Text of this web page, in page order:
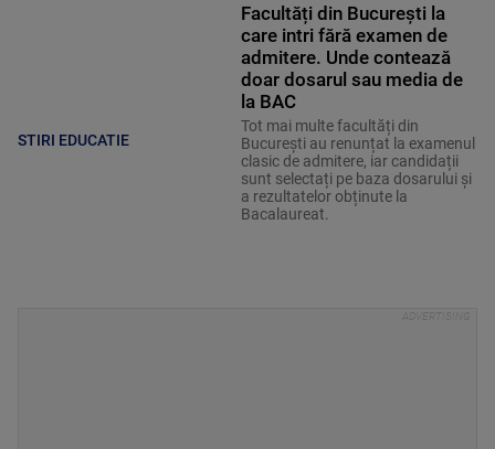
STIRI EDUCATIE
Facultăți din București la
care intri fără examen de
admitere. Unde contează
doar dosarul sau media de
la BAC
Tot mai multe facultăți din
București au renunțat la examenul
clasic de admitere, iar candidații
sunt selectați pe baza dosarului și
a rezultatelor obținute la
Bacalaureat.